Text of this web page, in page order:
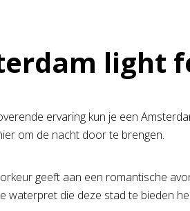
light
ervaring kun je een
om de nacht door te brengen.
geeft aan een romantische
waterpret die deze stad te bieden